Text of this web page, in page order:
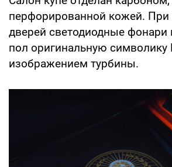
перфорированной кожей. При
дверей светодиодные фонари
пол оригинальную символику
изображением турбины.